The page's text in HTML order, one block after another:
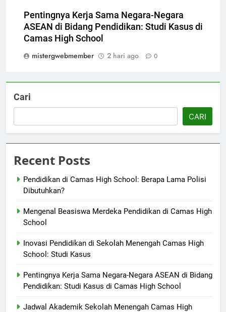
Pentingnya Kerja Sama Negara-Negara
ASEAN di Bidang Pendidikan: Studi Kasus di
Camas High School
mistergwebmember
2 hari ago 0
Cari
CARI
Recent Posts
Pendidikan di Camas High School: Berapa Lama Polisi
Dibutuhkan?
Mengenal Beasiswa Merdeka Pendidikan di Camas High
School
Inovasi Pendidikan di Sekolah Menengah Camas High
School: Studi Kasus
Pentingnya Kerja Sama Negara-Negara ASEAN di Bidang
Pendidikan: Studi Kasus di Camas High School
Jadwal Akademik Sekolah Menengah Camas High